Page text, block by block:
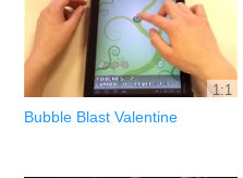
1:1
Bubble Blast Valentine